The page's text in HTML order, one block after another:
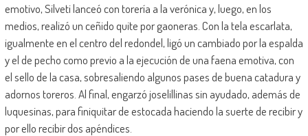
emotivo, Silveti lanceó con torería a la verónica y, luego, en los
medios, realizó un ceñido quite por gaoneras. Con la tela escarlata,
igualmente en el centro del redondel, ligó un cambiado por la espalda
y el de pecho como previo a la ejecución de una faena emotiva, con
el sello de la casa, sobresaliendo algunos pases de buena catadura y
adornos toreros. Al final, engarzó joselillinas sin ayudado, además de
luquesinas, para finiquitar de estocada haciendo la suerte de recibir y
por ello recibir dos apéndices.